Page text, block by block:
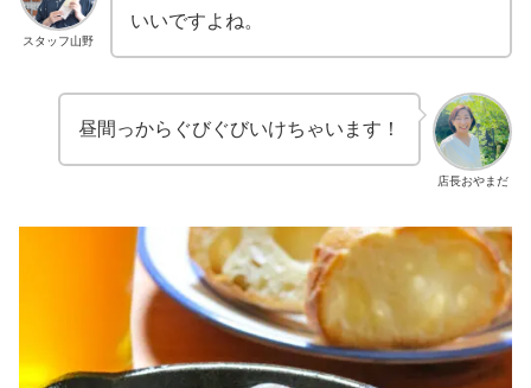
スタッフ山野
いいですよね。
店長おやまだ
昼間っからぐびぐびいけちゃいます！